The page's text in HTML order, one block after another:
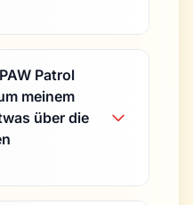
Patrol
meinem
über die